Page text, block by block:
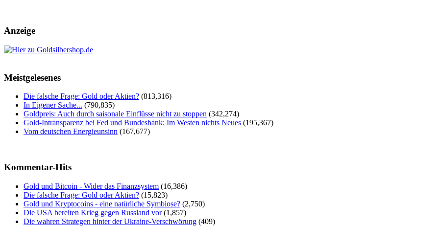
Anzeige
Meistgelesenes
Die falsche Frage: Gold oder Aktien? (813,316)
In Eigener Sache... (790,835)
Goldpreis: Auch durch saisonale Einflüsse nicht zu stoppen (342,274)
Gold-Intransparenz bei Fed und Bundesbank: Im Westen nichts Neues (195,367)
Vom deutschen Energieunsinn (167,677)
Kommentar-Hits
Gold und Bitcoin - Wider das Finanzsystem (16,386)
Die falsche Frage: Gold oder Aktien? (15,823)
Gold und Kryptocoins - eine natürliche Symbiose? (2,750)
Die USA bereiten Krieg gegen Russland vor (1,857)
Die wahren Strategen hinter der Ukraine-Verschwörung (409)